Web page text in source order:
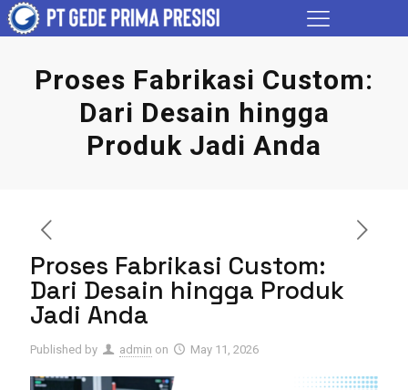
Proses Fabrikasi Custom:
Dari Desain hingga
Produk Jadi Anda
Proses Fabrikasi Custom:
Dari Desain hingga Produk
Jadi Anda
Published by admin on May 11, 2026